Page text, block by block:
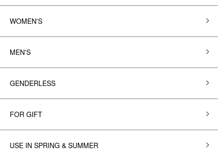
WOMEN'S
MEN'S
GENDERLESS
FOR GIFT
USE IN SPRING & SUMMER